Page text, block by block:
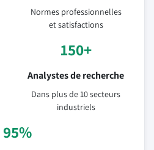
Normes professionnelles
et satisfactions
150+
Analystes de recherche
Dans plus de 10 secteurs
industriels
95%